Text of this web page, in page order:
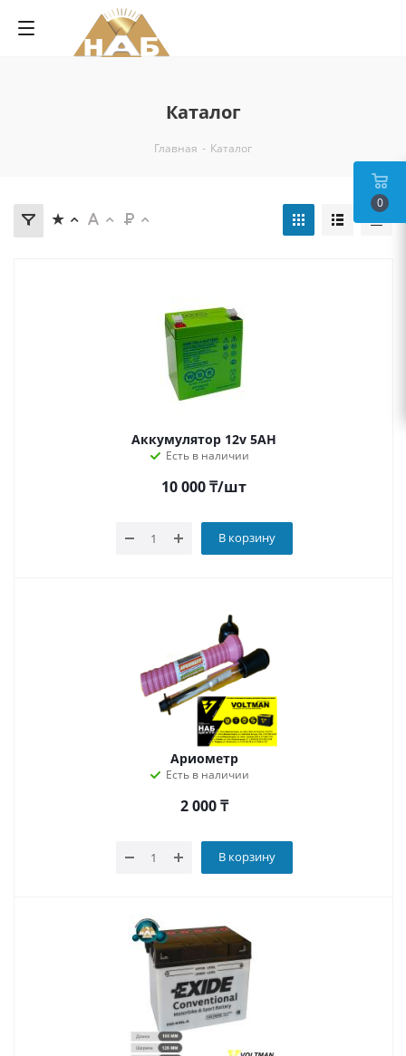
Каталог
Главная - Каталог
Аккумулятор 12v 5AH
Есть в наличии
10 000₸/шт
В корзину
Ариометр
Есть в наличии
2 000₸
В корзину
0